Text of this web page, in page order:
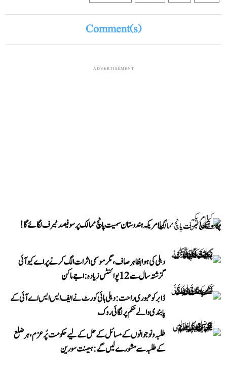
Comment(s)
ADVERTISEMENT
کیا امریکہ ہندوستان سمیت پانچ ممالک پر سو فیصد ٹیرف لگائے گا!
دہلی کی ہوا بظاہر صاف، مگر موسمی اثرات الگ کرنے پر اے کیو آئی
گزشتہ سال سے 12 پوائنٹس زیادہ: اجے ماکن
ڈابر کو عبوری راحت: دہلی ہائی کورٹ نے ایف ایس ایس اے آئی کے
پابندی والے حکم پر لگائی روک
طلبہ و نوجوانوں کے مسائل کے حل کے لیے حکومت پُرعزم، ہر ضلع
کے طلبہ سے مشورے لیں گے: ہیمنت سورین